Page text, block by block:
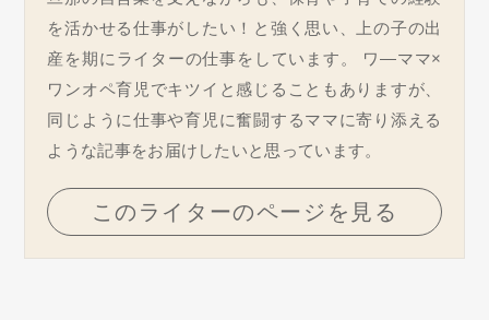
を活かせる仕事がしたい！と強く思い、上の子の出
産を期にライターの仕事をしています。 ワ―ママ×
ワンオペ育児でキツイと感じることもありますが、
同じように仕事や育児に奮闘するママに寄り添える
ような記事をお届けしたいと思っています。
このライターのページを見る